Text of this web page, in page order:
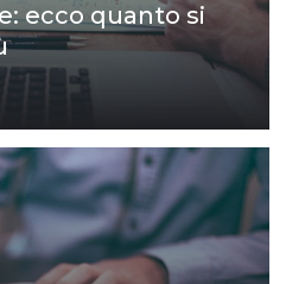
ecco quanto si